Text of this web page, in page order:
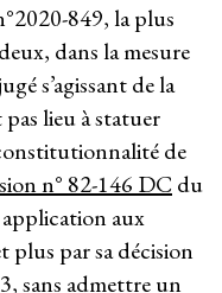
849, la plus
dans la mesure
s’agissant de la
lieu à statuer
de
n° 82-146 DC du
aux
plus par sa décision
sans admettre un